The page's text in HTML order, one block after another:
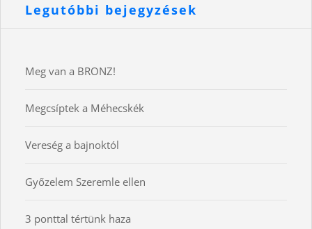
Legutóbbi bejegyzések
Meg van a BRONZ!
Megcsíptek a Méhecskék
Vereség a bajnoktól
Győzelem Szeremle ellen
3 ponttal tértünk haza